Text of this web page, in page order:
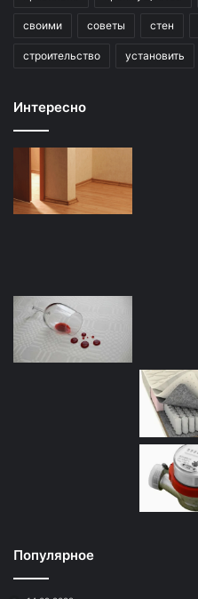
своими советы стен
строительство установить
Интересно
Популярное